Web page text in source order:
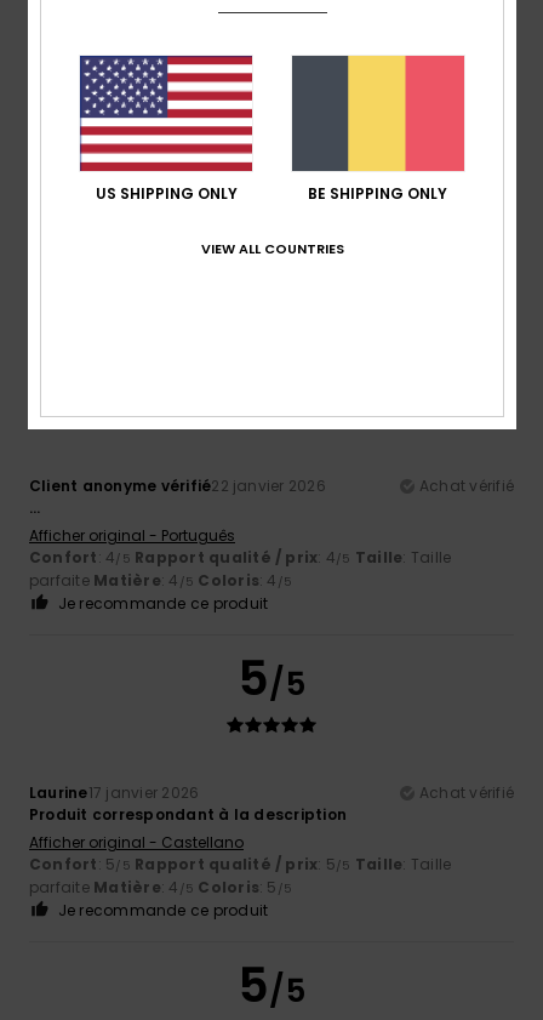
5 /5
Client anonyme vérifié25 janvier 2026
Rapport qualité / prix: 5/5
Client anonyme vérifié22 janvier 2026
Achat vérifié
...
Afficher original - Português
Confort: 4/5 Rapport qualité / prix: 4/5 Taille: Taille
parfaite Matière: 4 /5 Coloris: 4 /5
Je recommande ce produit
5/5
Laurine17 janvier 2026
Achat vérifié
Produit correspondant à la description
Afficher original - Castellano
Confort: 5/5 Rapport qualité / prix: 5/5 Taille: Taille
parfaite Matière: 4 /5 Coloris: 5 /5
Je recommande ce produit
5/5
US SHIPPING ONLY BE SHIPPING ONLY
VIEW ALL COUNTRIES